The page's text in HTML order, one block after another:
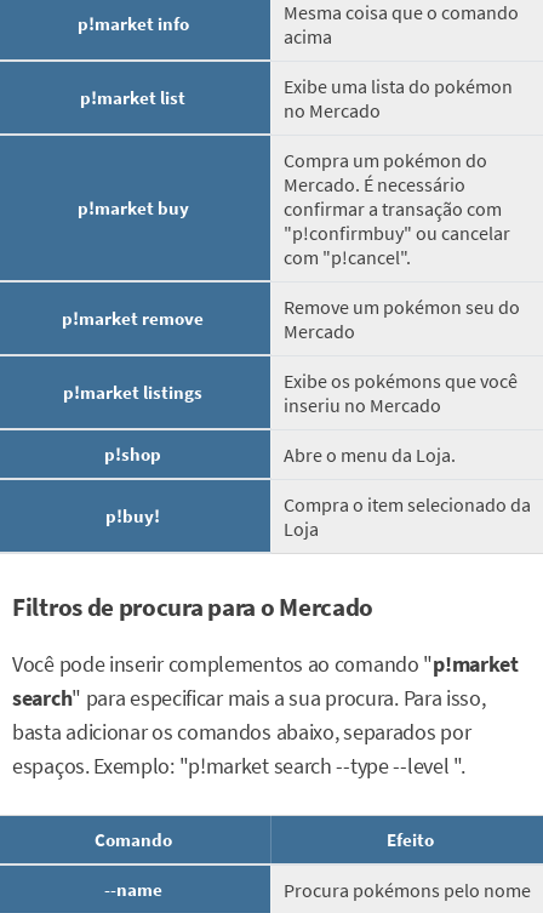
p!market info
Mesma coisa que o comando
acima
p!market list
Exibe uma lista do pokémon
no Mercado
p!market buy
Compra um pokémon do
Mercado. É necessário
confirmar a transação com
"p!confirmbuy" ou cancelar
com "p!cancel".
p!market remove
Remove um pokémon seu do
Mercado
p!market listings
Exibe os pokémons que você
inseriu no Mercado
p!shop Abre o menu da Loja.
p!buy!
Compra o item selecionado da
Loja
Filtros de procura para o Mercado
Você pode inserir complementos ao comando "p!market
search" para especificar mais a sua procura. Para isso,
basta adicionar os comandos abaixo, separados por
espaços. Exemplo: "p!market search --type --level ".
Comando Efeito
--name Procura pokémons pelo nome